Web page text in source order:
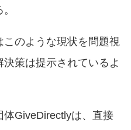
このような現状を問題視
策は提示されているよ
体GiveDirectlyは、直接